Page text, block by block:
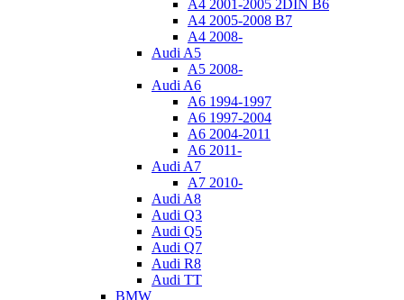
A4 2001-2005 2DIN B6
A4 2005-2008 B7
A4 2008-
Audi A5
A5 2008-
Audi A6
A6 1994-1997
A6 1997-2004
A6 2004-2011
A6 2011-
Audi A7
A7 2010-
Audi A8
Audi Q3
Audi Q5
Audi Q7
Audi R8
Audi TT
BMW